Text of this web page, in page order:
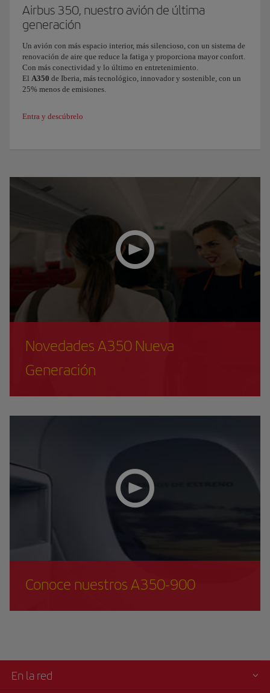
Airbus 350, nuestro avión de última
generación
Un avión con más espacio interior, más silencioso, con un sistema de
renovación de aire que reduce la fatiga y proporciona mayor confort.
Con más conectividad y lo último en entretenimiento.
El A350 de Iberia, más tecnológico, innovador y sostenible, con un
25% menos de emisiones.
Entra y descúbrelo
Novedades A350 Nueva
Generación
Conoce nuestros A350-900
En la red